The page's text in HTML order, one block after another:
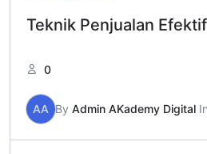
Teknik Penjualan
0
AA By Admin AKademy Digital In